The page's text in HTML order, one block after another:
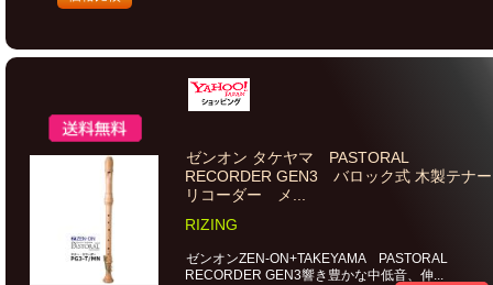
ゼンオン タケヤマ PASTORAL
RECORDER GEN3 バロック式 木製テナー
リコーダー メ...
RIZING
ゼンオンZEN-ON+TAKEYAMA PASTORAL
RECORDER GEN3響き豊かな中低音、伸...